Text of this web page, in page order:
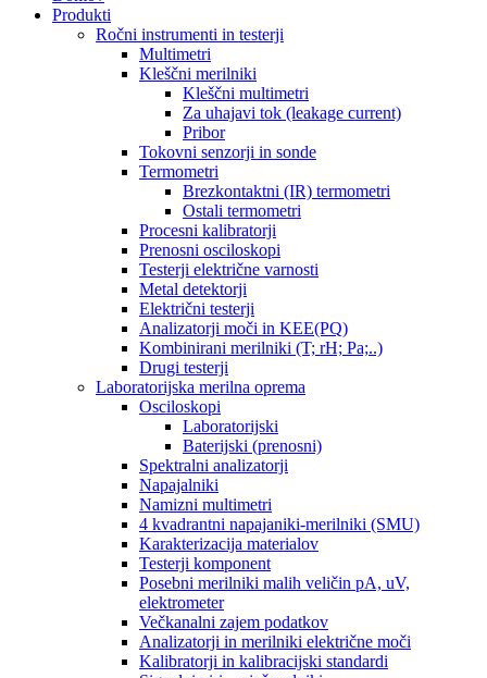
Produkti
Ročni instrumenti in testerji
Multimetri
Kleščni merilniki
Kleščni multimetri
Za uhajavi tok (leakage current)
Pribor
Tokovni senzorji in sonde
Termometri
Brezkontaktni (IR) termometri
Ostali termometri
Procesni kalibratorji
Prenosni osciloskopi
Testerji električne varnosti
Metal detektorji
Električni testerji
Analizatorji moči in KEE(PQ)
Kombinirani merilniki (T; rH; Pa;..)
Drugi testerji
Laboratorijska merilna oprema
Osciloskopi
Laboratorijski
Baterijski (prenosni)
Spektralni analizatorji
Napajalniki
Namizni multimetri
4 kvadrantni napajaniki-merilniki (SMU)
Karakterizacija materialov
Testerji komponent
Posebni merilniki malih veličin pA, uV,
elektrometer
Večkanalni zajem podatkov
Analizatorji in merilniki električne moči
Kalibratorji in kalibracijski standardi